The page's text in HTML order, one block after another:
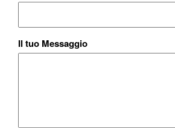
Il tuo Messaggio